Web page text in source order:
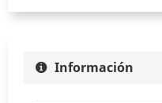
Información